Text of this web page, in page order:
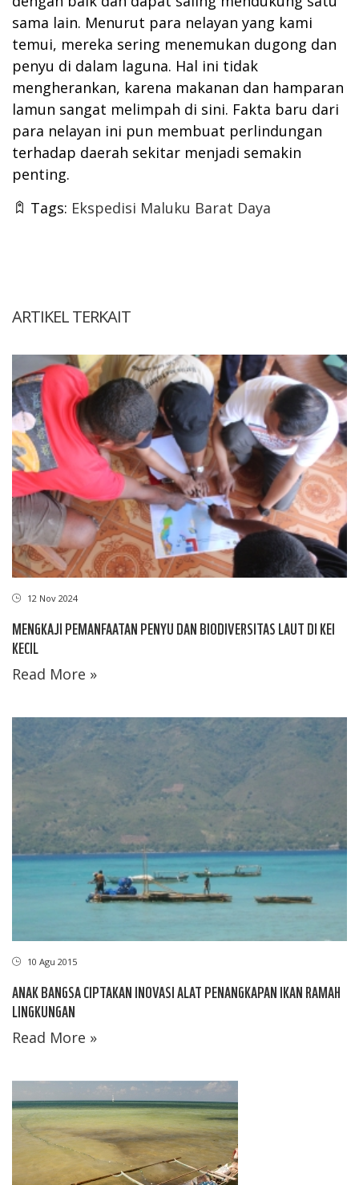
sama lain. Menurut para nelayan yang kami
temui, mereka sering menemukan dugong dan
penyu di dalam laguna. Hal ini tidak
mengherankan, karena makanan dan hamparan
lamun sangat melimpah di sini. Fakta baru dari
para nelayan ini pun membuat perlindungan
terhadap daerah sekitar menjadi semakin
penting.
Tags: Ekspedisi Maluku Barat Daya
ARTIKEL TERKAIT
12 Nov 2024
MENGKAJI PEMANFAATAN PENYU DAN BIODIVERSITAS LAUT DI KEI
KECIL
Read More »
10 Agu 2015
ANAK BANGSA CIPTAKAN INOVASI ALAT PENANGKAPAN IKAN RAMAH
LINGKUNGAN
Read More »